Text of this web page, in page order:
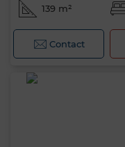
139 m²
Contact